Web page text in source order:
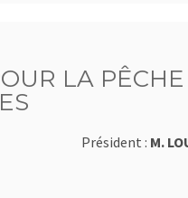
LA
Président : M.